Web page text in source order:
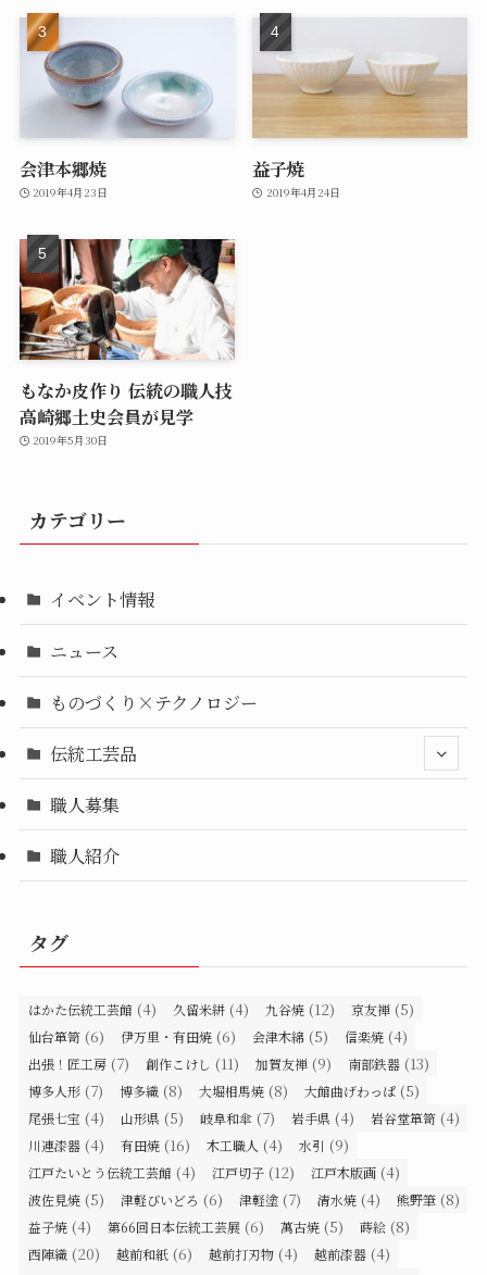
会津本郷焼
2019年4月23日
益子焼
2019年4月24日
もなか皮作り 伝統の職人技
高崎郷土史会員が見学
2019年5月30日
カテゴリー
イベント情報
ニュース
ものづくり×テクノロジー
伝統工芸品
職人募集
職人紹介
タグ
はかた伝統工芸館 (4) 久留米絣 (4) 九谷焼 (12) 京友禅 (5)
仙台箪笥 (6) 伊万里・有田焼 (6) 会津木綿 (5) 信楽焼 (4)
出張！匠工房 (7) 創作こけし (11) 加賀友禅 (9) 南部鉄器 (13)
博多人形 (7) 博多織 (8) 大堀相馬焼 (8) 大館曲げわっぱ (5)
尾張七宝 (4) 山形県 (5) 岐阜和傘 (7) 岩手県 (4) 岩谷堂箪笥 (4)
川連漆器 (4) 有田焼 (16) 木工職人 (4) 水引 (9)
江戸たいとう伝統工芸館 (4) 江戸切子 (12) 江戸木版画 (4)
波佐見焼 (5) 津軽びいどろ (6) 津軽塗 (7) 清水焼 (4) 熊野筆 (8)
益子焼 (4) 第66回日本伝統工芸展 (6) 萬古焼 (5) 蒔絵 (8)
西陣織 (20) 越前和紙 (6) 越前打刃物 (4) 越前漆器 (4)